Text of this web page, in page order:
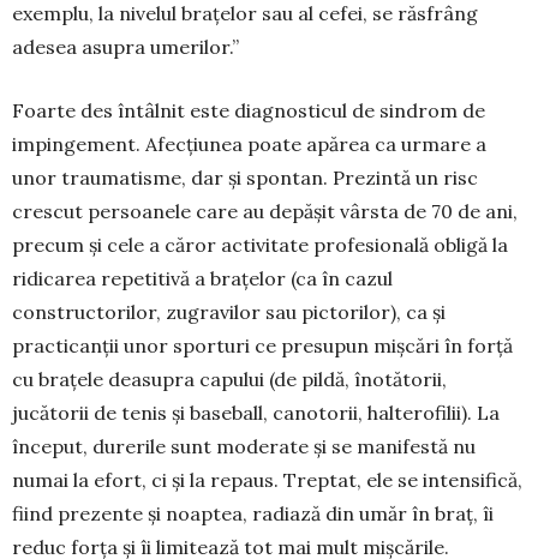
exemplu, la nivelul brațelor sau al cefei, se răs­frâng
adesea asupra umerilor.”
Foarte des întâlnit este diagnosticul de sin­drom de
impingement. Afecțiunea poate apărea ca urmare a
unor traumatisme, dar și spontan. Prezintă un risc
crescut per­soanele care au de­pășit vârsta de 70 de ani,
precum și cele a căror activitate profesională obligă la
ridicarea repe­titivă a brațelor (ca în cazul
constructorilor, zu­gra­­vilor sau pictorilor), ca și
practicanții unor spor­turi ce presupun mișcări în forță
cu brațele dea­supra capului (de pildă, înotătorii,
jucătorii de tenis și baseball, canotorii, halterofilii). La
înce­put, durerile sunt moderate și se manifestă nu
numai la efort, ci și la repaus. Treptat, ele se inten­sifică,
fiind prezente și noaptea, radiază din umăr în braț, îi
reduc forța și îi limitează tot mai mult mișcările.